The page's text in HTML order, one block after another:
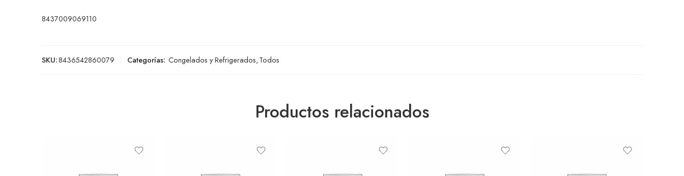
8437009069110
SKU:8436542860079 Categorías: Congelados y Refrigerados,Todos
Productos relacionados